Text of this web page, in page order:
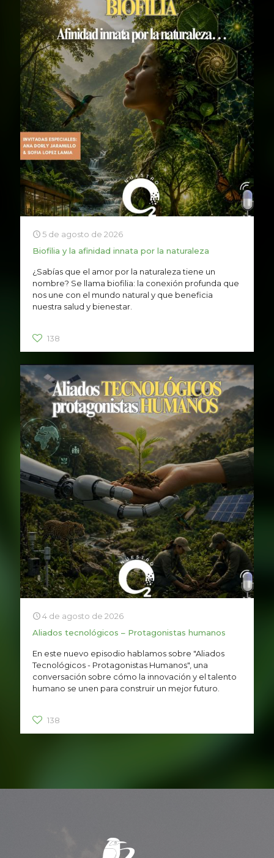
5 de agosto de 2026
Biofilia y la afinidad innata por la naturaleza
¿Sabías que el amor por la naturaleza tiene un
nombre? Se llama biofilia: la conexión profunda que
nos une con el mundo natural y que beneficia
nuestra salud y bienestar.
138
4 de agosto de 2026
Aliados tecnológicos – Protagonistas humanos
En este nuevo episodio hablamos sobre "Aliados
Tecnológicos - Protagonistas Humanos", una
conversación sobre cómo la innovación y el talento
humano se unen para construir un mejor futuro.
138